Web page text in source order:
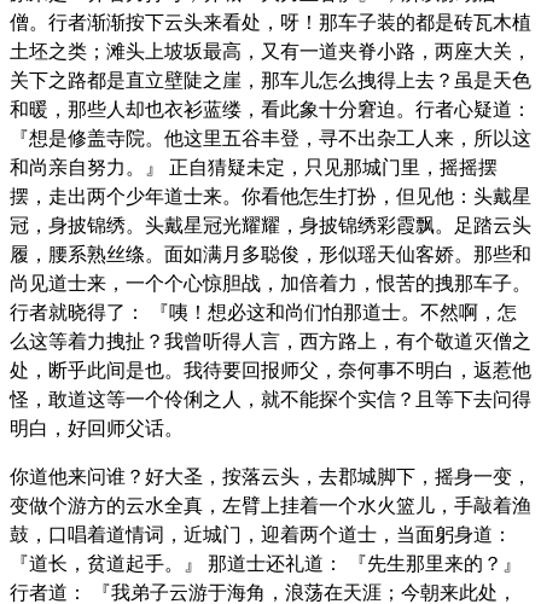
僧。行者渐渐按下云头来看处，呀！那车子装的都是砖瓦木植
土坯之类；滩头上坡坂最高，又有一道夹脊小路，两座大关，
关下之路都是直立壁陡之崖，那车儿怎么拽得上去？虽是天色
和暖，那些人却也衣衫蓝缕，看此象十分窘迫。行者心疑道：
『想是修盖寺院。他这里五谷丰登，寻不出杂工人来，所以这
和尚亲自努力。』 正自猜疑未定，只见那城门里，摇摇摆
摆，走出两个少年道士来。你看他怎生打扮，但见他：头戴星
冠，身披锦绣。头戴星冠光耀耀，身披锦绣彩霞飘。足踏云头
履，腰系熟丝绦。面如满月多聪俊，形似瑶天仙客娇。那些和
尚见道士来，一个个心惊胆战，加倍着力，恨苦的拽那车子。
行者就晓得了： 『咦！想必这和尚们怕那道士。不然啊，怎
么这等着力拽扯？我曾听得人言，西方路上，有个敬道灭僧之
处，断乎此间是也。我待要回报师父，奈何事不明白，返惹他
怪，敢道这等一个伶俐之人，就不能探个实信？且等下去问得
明白，好回师父话。
你道他来问谁？好大圣，按落云头，去郡城脚下，摇身一变，
变做个游方的云水全真，左臂上挂着一个水火篮儿，手敲着渔
鼓，口唱着道情词，近城门，迎着两个道士，当面躬身道：
『道长，贫道起手。』 那道士还礼道： 『先生那里来的？』
行者道： 『我弟子云游于海角，浪荡在天涯；今朝来此处，